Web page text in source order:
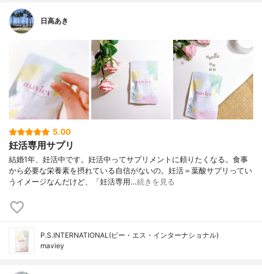
日高あき
5.00
妊活専用サプリ
結婚1年、妊活中です。妊活中ってサプリメントに頼りたくなる。食事
から必要な栄養素を摂れている自信がないの。妊活＝葉酸サプリってい
うイメージなんだけど、「妊活専用…続きを見る
P.S.INTERNATIONAL(ピー・エス・インターナショナル)
maviey